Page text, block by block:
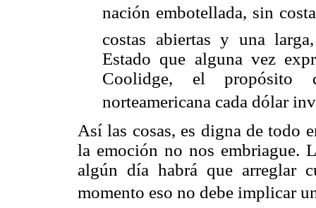
nación embotellada, sin
costas abiertas y una
Estado que alguna vez
Coolidge, el propósito
norteamericana cada dólar
Así las cosas, es digna de todo
la emoción no nos embriague.
algún día habrá que arreglar
momento eso no debe implicar